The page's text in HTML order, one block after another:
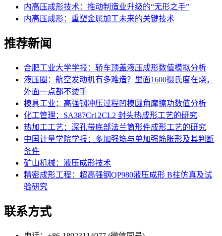
内高压成形技术：推动制造业升级的“无形之手”
内高压成形：重塑金属加工未来的关键技术
推荐新闻
合肥工业大学学报：轿车顶盖液压成形数值模拟分析
液压圈：航空发动机有多难造？里面1600摄氏度在烧，
外面一点都不烫手
模具工业：高强钢冲压过程凹模圆角摩擦功数值分析
化工管理：SA387Cr12CL2 封头热成形工艺的研究
热加工工艺：深孔带底部法兰筒形件成形工艺的研究
中国计量学院学报：多加强筋与单加强筋胀形及其判断
条件
矿山机械：液压成形技术
精密成形工程：超高强钢QP980液压成形 B柱仿真及试
验研究
联系方式